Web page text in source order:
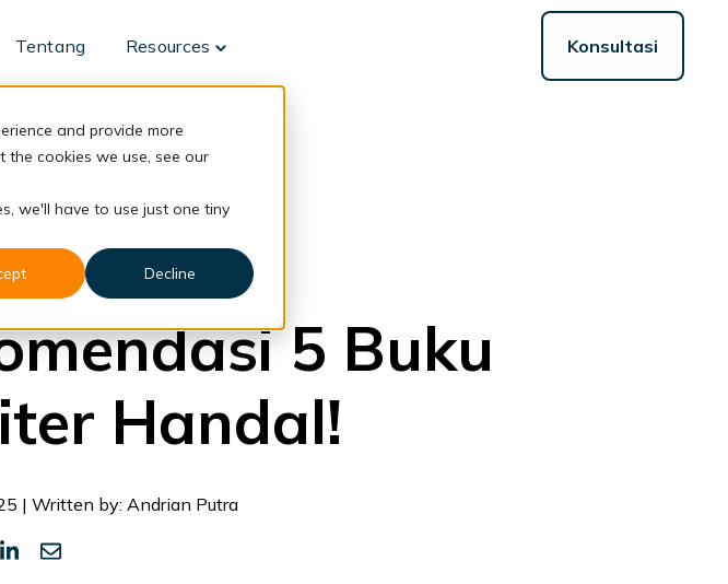
and provide more
cookies we use, see our
we'll have to use just one tiny
Decline
Tentang Resources
Toggle
Konsultasi
5 Buku
Handal!
| Written by: Andrian Putra